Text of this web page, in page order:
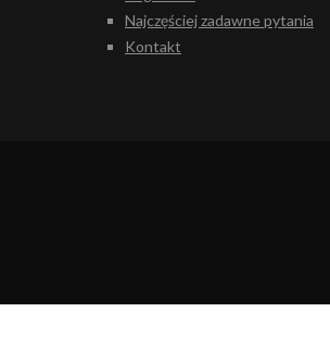
Najczęściej zadawne pytania
Kontakt